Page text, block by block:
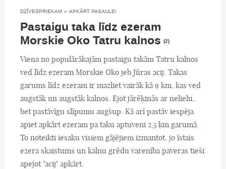
DZĪVESPRIEKAM » APKĀRT PASAULEI
Pastaigu taka līdz ezeram
Morskie Oko Tatru kalnos (2)
Viena no populārākajām pastaigu takām Tatru kalnos
ved līdz ezeram Morskie Oko jeb Jūras acij. Takas
garums līdz ezeram ir mazliet vairāk kā 9 km, kas ved
augstāk un augstāk kalnos. Ejot jārēķinās ar nelielu,
bet pastāvīgu slīpumu augšup. Kā arī pastāv iespēja
apiet apkārt ezeram pa taku aptuveni 2,5 km garumā.
To noteikti iesaku visiem gājējiem izmantot, jo īstais
ezera skaistums un kalnu grēdu varenība paveras tieši
apejot "acij" apkārt.